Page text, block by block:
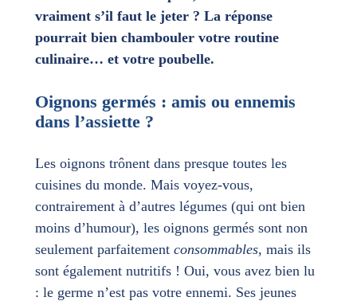
vraiment s’il faut le jeter ? La réponse
pourrait bien chambouler votre routine
culinaire… et votre poubelle.
Oignons germés : amis ou ennemis
dans l’assiette ?
Les oignons trônent dans presque toutes les
cuisines du monde. Mais voyez-vous,
contrairement à d’autres légumes (qui ont bien
moins d’humour), les oignons germés sont non
seulement parfaitement consommables, mais ils
sont également nutritifs ! Oui, vous avez bien lu
: le germe n’est pas votre ennemi. Ses jeunes